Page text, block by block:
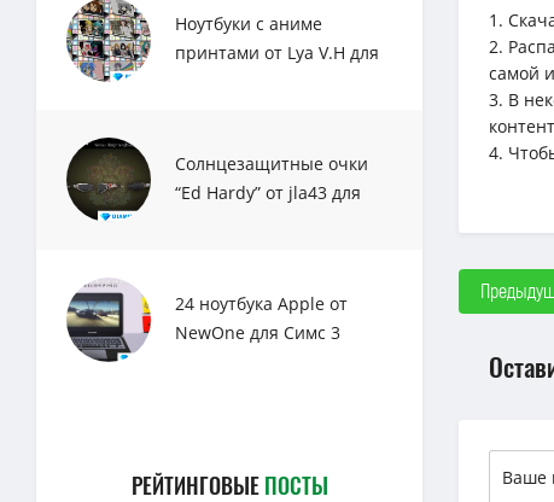
Ноутбуки с аниме
принтами от Lya V.H для
Солнцезащитные очки
“Ed Hardy” от jla43 для
24 ноутбука Apple от
NewOne для Симс 3
РЕЙТИНГОВЫЕПОСТЫ
1.
2.
самой
3. В
4.